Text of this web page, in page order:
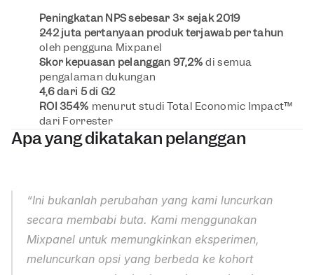
Peningkatan NPS sebesar 3× sejak 2019
242 juta pertanyaan produk terjawab per tahun
oleh pengguna Mixpanel
Skor kepuasan pelanggan 97,2% di semua
pengalaman dukungan
4,6 dari 5 di G2
ROI 354% menurut studi Total Economic Impact™
dari Forrester
Apa yang dikatakan pelanggan
“Ini bukanlah perubahan yang kami luncurkan
secara membabi buta. Kami menggunakan
Mixpanel untuk memungkinkan eksperimen,
meluncurkan opsi yang berbeda ke kohort